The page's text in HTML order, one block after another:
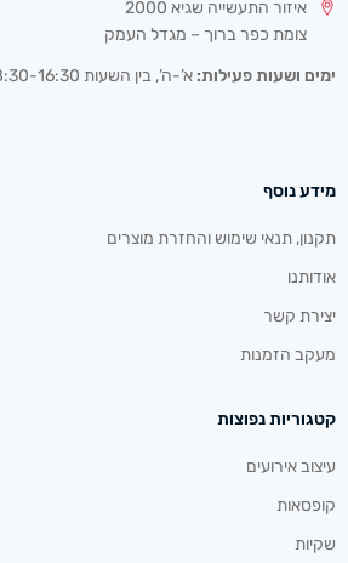
איזור התעשייה שגיא 2000
צומת כפר ברוך – מגדל העמק
ימים ושעות פעילות: א’-ה’, בין השעות 08:30-16:30
מידע נוסף
תקנון, תנאי שימוש והחזרת מוצרים
אודותנו
יצירת קשר
מעקב הזמנות
קטגוריות נפוצות
עיצוב אירועים
קופסאות
שקיות